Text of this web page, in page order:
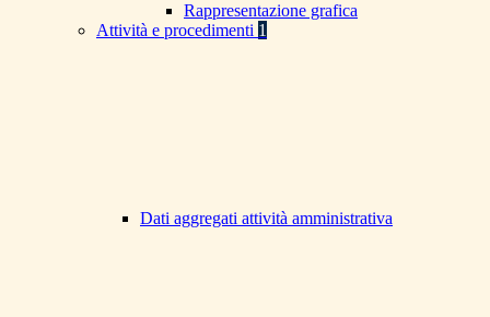
Rappresentazione grafica
Attività e procedimenti 1
Dati aggregati attività amministrativa